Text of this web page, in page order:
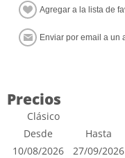
Precios
Clásico
Desde
Hasta
10/08/2026 27/09/2026